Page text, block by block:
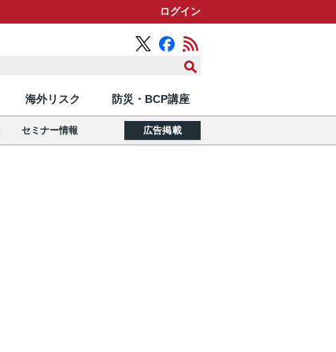
ログイン
海外リスク 防災・BCP講座
セミナー情報 広告掲載